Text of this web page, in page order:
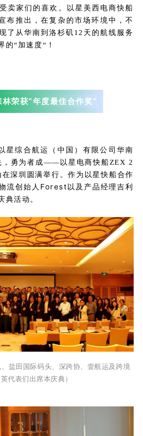
卖家们的喜欢。以星美西电商快船
布推出，在复杂的市场环境中，不
了从华南到洛杉矶12天的航线服务
的“加速度“！
荣获“年度最佳合作奖”
星综合航运（中国）有限公司华南
，勇为者成——以星电商快船ZEX 2
在深圳圆满举行。作为以星快船合作
流创始人Forest以及产品经理吉利
典活动。
、盐田国际码头、深跨协、壹航运及跨境
代表们出席本庆典）